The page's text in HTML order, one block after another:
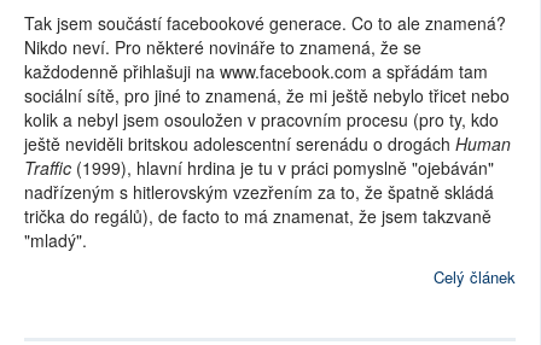
Tak jsem součástí facebookové generace. Co to ale znamená?
Nikdo neví. Pro některé novináře to znamená, že se
každodenně přihlašuji na www.facebook.com a spřádám tam
sociální sítě, pro jiné to znamená, že mi ještě nebylo třicet nebo
kolik a nebyl jsem osouložen v pracovním procesu (pro ty, kdo
ještě neviděli britskou adolescentní serenádu o drogách Human
Traffic (1999), hlavní hrdina je tu v práci pomyslně "ojebáván"
nadřízeným s hitlerovským vzezřením za to, že špatně skládá
trička do regálů), de facto to má znamenat, že jsem takzvaně
"mladý".
Celý článek